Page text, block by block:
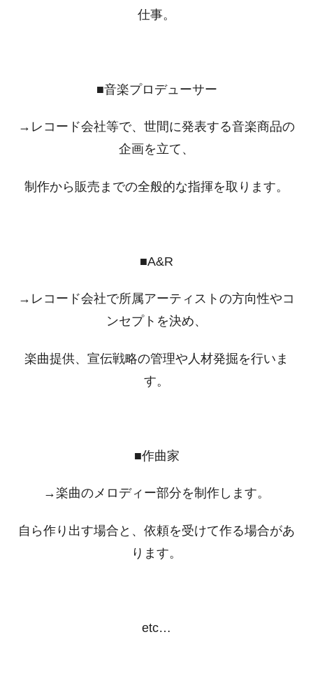
仕事。
■音楽プロデューサー
→レコード会社等で、世間に発表する音楽商品の
企画を立て、
制作から販売までの全般的な指揮を取ります。
■A&R
→レコード会社で所属アーティストの方向性やコ
ンセプトを決め、
楽曲提供、宣伝戦略の管理や人材発掘を行いま
す。
■作曲家
→楽曲のメロディー部分を制作します。
自ら作り出す場合と、依頼を受けて作る場合があ
ります。
etc…